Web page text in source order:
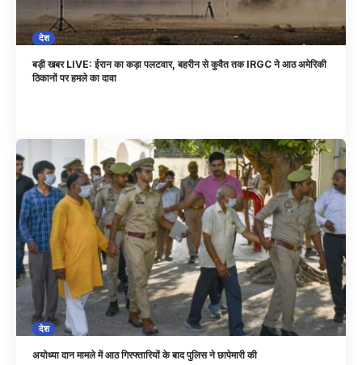
देश
बड़ी खबर LIVE: ईरान का कड़ा पलटवार, बहरीन से कुवैत तक IRGC ने आठ अमेरिकी
ठिकानों पर हमले का दावा
देश
अयोध्या दान मामले में आठ गिरफ्तारियों के बाद पुलिस ने छापेमारी की